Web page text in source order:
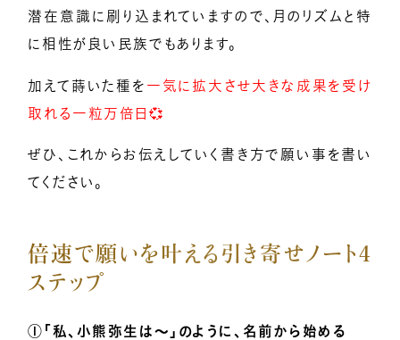
潜在意識に刷り込まれていますので、月のリズムと特
に相性が良い民族でもあります。
加えて蒔いた種を 一気に拡大させ大きな成果を受け
取れる一粒万倍日💞
ぜひ、これからお伝えしていく書き方で願い事を書い
てください。
倍速で願いを叶える引き寄せノート4
ステップ
①「私、小熊弥生は〜」のように、名前から始める